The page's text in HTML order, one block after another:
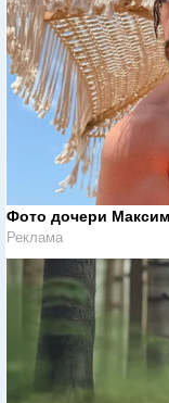
Фото дочери
Реклама